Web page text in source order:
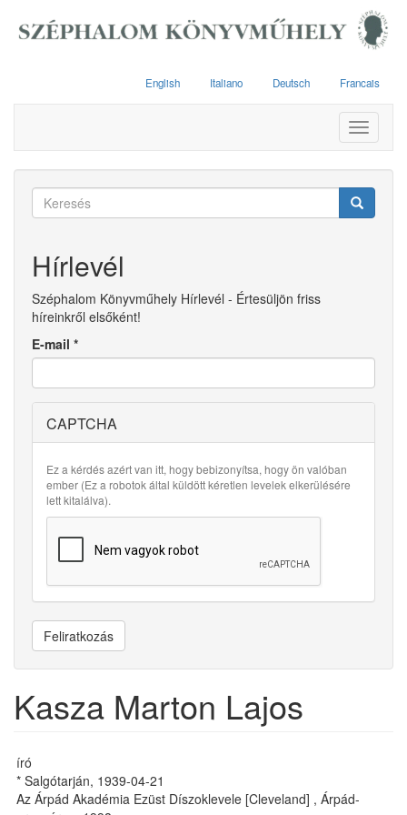
English Italiano Deutsch Francais
Toggle
Keresés
Hírlevél
Széphalom Könyvműhely Hírlevél - Értesüljön friss
híreinkről elsőként!
E-mail *
CAPTCHA
Ez a kérdés azért van itt, hogy bebizonyítsa, hogy ön valóban
ember (Ez a robotok által küldött kéretlen levelek elkerülésére
lett kitalálva).
Feliratkozás
Kasza Marton Lajos
író
* Salgótarján, 1939-04-21
Az Árpád Akadémia Ezüst Díszoklevele [Cleveland] , Árpád-